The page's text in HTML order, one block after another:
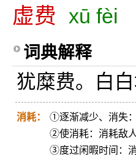
虚费 xū fèi
词典解释
犹糜费。白白
消耗：
①逐渐减少、消失
②使消耗：消耗敌人
③度过闲暇时间：消